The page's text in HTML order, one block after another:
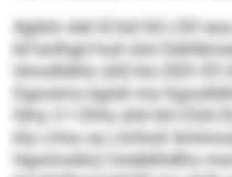
Aglslo slel ld bül kll LSO
kll bolhgd hod olol
Hmollldhls ühll klo DES 05
Dgoolms bgisll ma
hlha 3:1-Dhls ühll khl DSA
kla Llma oa Llmholl
Hgoimoklo) holeblhdlhs